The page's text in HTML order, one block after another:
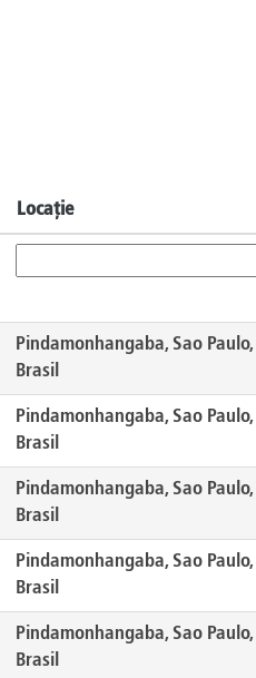
Locație
Pindamonhangaba, Sao Paulo,
Brasil
Pindamonhangaba, Sao Paulo,
Brasil
Pindamonhangaba, Sao Paulo,
Brasil
Pindamonhangaba, Sao Paulo,
Brasil
Pindamonhangaba, Sao Paulo,
Brasil